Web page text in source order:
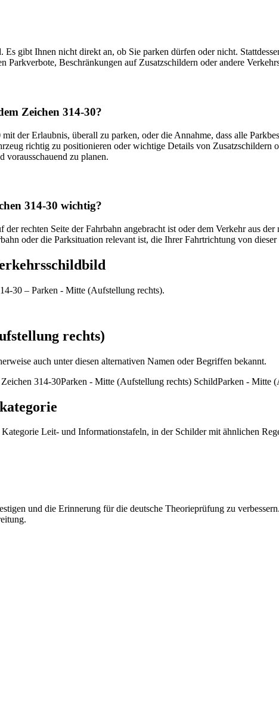
gibt Ihnen nicht direkt an, ob Sie parken dürfen oder nicht.
Beschränkungen auf Zusatzschildern oder andere
Zeichen 314-30?
der Erlaubnis, überall zu parken, oder die Annahme, dass alle
richtig zu positionieren oder wichtige Details von Zusatzschildern
vorausschauend zu planen.
314-30 wichtig?
rechten Seite der Fahrbahn angebracht ist oder dem Verkehr aus
oder die Parksituation relevant ist, die Ihrer Fahrtrichtung von dieser
30 – Parken - Mitte (Aufstellung rechts).
rechts)
auch unter diesen alternativen Namen oder Begriffen bekannt.
314-30Parken - Mitte (Aufstellung rechts) SchildParken - Mitte
Leit- und Informationstafeln, in der Schilder mit ähnlichen
und die Erinnerung für die deutsche Theorieprüfung zu